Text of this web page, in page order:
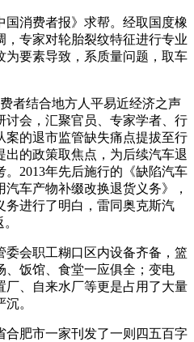
消费者报》求帮。经取国度橡
，专家对轮胎裂纹特征进行专业
为要素导致，系质量问题，取车
结合地方人平易近经济之声
讨会，汇聚官员、专家学者、行
案的退市监管缺失痛点提拔至行
的政策取焦点，为后续汽车退
2013年先后施行的《缺陷汽车
车产物补缀改换退货义务》，
务进行了明白，雷同奥克斯汽
会职工糊口区内设备齐备，篮
、饭馆、食堂一应俱全；变电
厂、自来水厂等更是占用了大量
。
肥市一家刊发了一则四五百字